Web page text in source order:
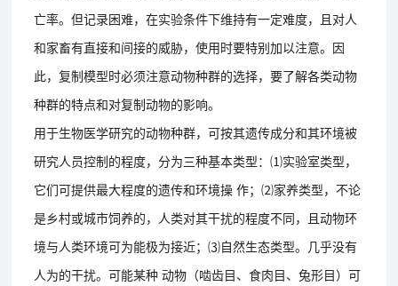
亡率。但记录困难，在实验条件下维持有一定难度，且对人
和家畜有直接和间接的威胁，使用时要特别加以注意。因
此，复制模型时必须注意动物种群的选择，要了解各类动物
种群的特点和对复制动物的影响。
用于生物医学研究的动物种群，可按其遗传成分和其环境被
研究人员控制的程度，分为三种基本类型：⑴实验室类型，
它们可提供最大程度的遗传和环境操 作；⑵家养类型，不论
是乡村或城市饲养的，人类对其干扰的程度不同，且动物环
境与人类环境可为能极为接近；⑶自然生态类型。几乎没有
人为的干扰。可能某种 动物（啮齿目、食肉目、兔形目）可